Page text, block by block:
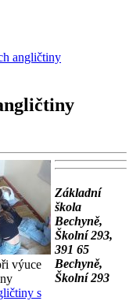
angličtiny
výuce
Základní
škola
Bechyně,
Školní 293,
391 65
Bechyně,
Školní 293